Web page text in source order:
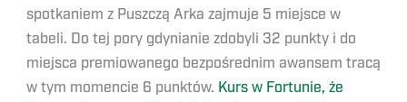
spotkaniem z Puszczą Arka zajmuje 5 miejsce w
tabeli. Do tej pory gdynianie zdobyli 32 punkty i do
miejsca premiowanego bezpośrednim awansem tracą
w tym momencie 6 punktów. Kurs w Fortunie, że